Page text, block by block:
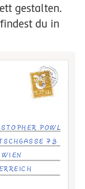
gestalten.
du in
POWL
7B
WIEN